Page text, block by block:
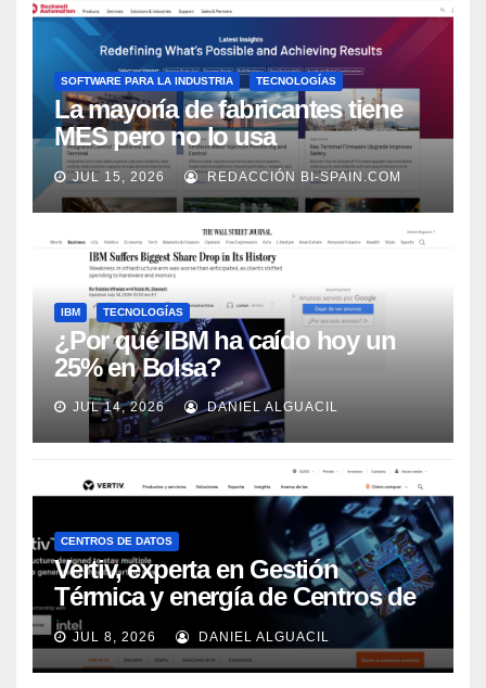
SOFTWARE PARA LA INDUSTRIA TECNOLOGÍAS
La mayoría de fabricantes tiene
MES pero no lo usa
adecuadamente, según Rockwell
Automation
JUL 15, 2026 REDACCIÓN BI-SPAIN.COM
IBM TECNOLOGÍAS
¿Por qué IBM ha caído hoy un
25% en Bolsa?
JUL 14, 2026 DANIEL ALGUACIL
CENTROS DE DATOS
Vertiv, experta en Gestión
Térmica y energía de Centros de
Datos, sigue su crecimiento
imparable
JUL 8, 2026 DANIEL ALGUACIL